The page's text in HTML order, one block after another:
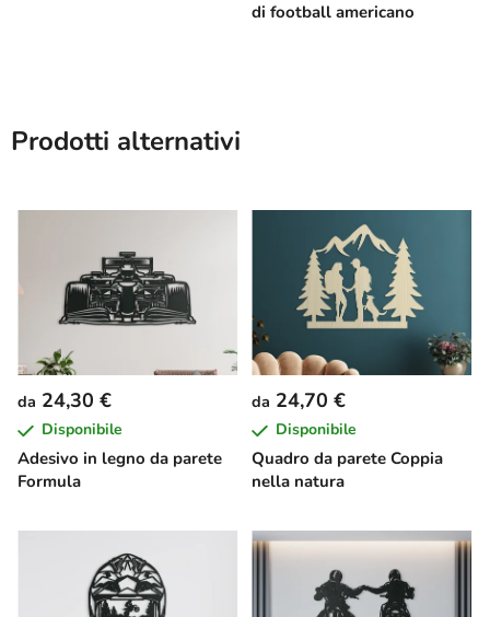
di football americano
Prodotti alternativi
Adesivo in legno da parete
Formula
da 24,30 €
Disponibile
Quadro da parete Coppia
nella natura
da 24,70 €
Disponibile